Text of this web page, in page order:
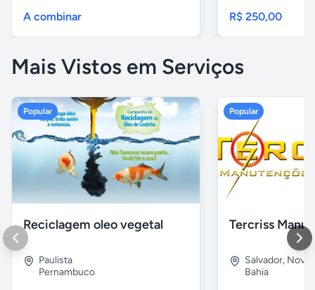
A combinar R$ 250,00
Mais Vistos em Serviços
Popular
Reciclagem oleo vegetal
Paulista
Pernambuco
Popular
Salvador, Nova
Bahia